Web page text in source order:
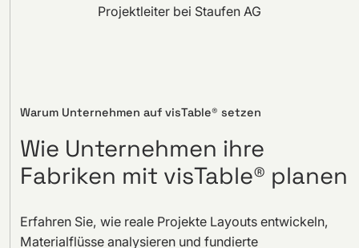
Projektleiter bei Staufen AG
Warum Unternehmen auf visTable® setzen
Wie Unternehmen ihre
Fabriken mit visTable® planen
Erfahren Sie, wie reale Projekte Layouts entwickeln,
Materialflüsse analysieren und fundierte